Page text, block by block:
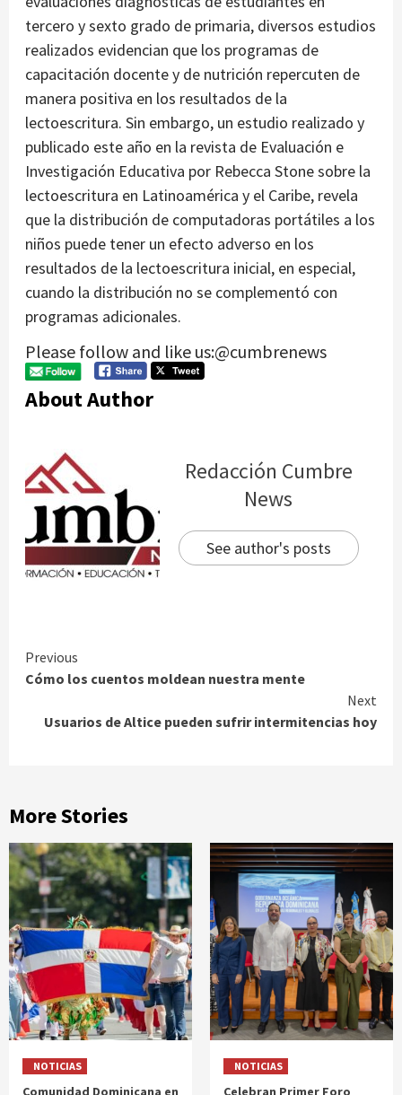
tercero y sexto grado de primaria, diversos estudios
realizados evidencian que los programas de
capacitación docente y de nutrición repercuten de
manera positiva en los resultados de la
lectoescritura. Sin embargo, un estudio realizado y
publicado este año en la revista de Evaluación e
Investigación Educativa por Rebecca Stone sobre la
lectoescritura en Latinoamérica y el Caribe, revela
que la distribución de computadoras portátiles a los
niños puede tener un efecto adverso en los
resultados de la lectoescritura inicial, en especial,
cuando la distribución no se complementó con
programas adicionales.
Please follow and like us:@cumbrenews
About Author
Redacción Cumbre
News
See author's posts
Continue
Previous
Cómo los cuentos moldean nuestra mente
Next
Usuarios de Altice pueden sufrir intermitencias hoy
More Stories
NOTICIAS
Comunidad Dominicana en
NOTICIAS
Celebran Primer Foro